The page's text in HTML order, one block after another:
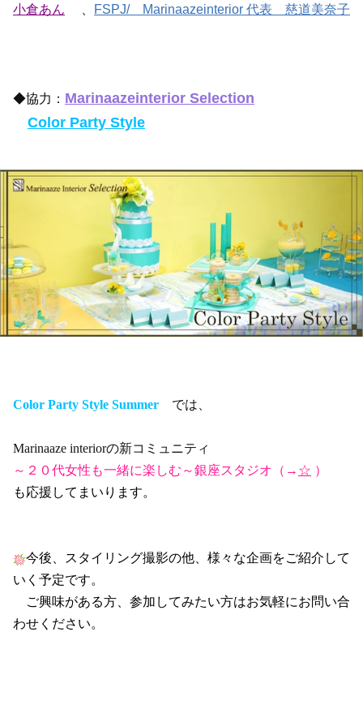
小倉あん
FSPJ/ Marinaazeinterior 代表 慈道美奈子
◆協力： Marinaazeinterior Selection
Color Party Style
Color Party Style Summer では、
Marinaaze interiorの新コミュニティ
～２０代女性も一緒に楽しむ～銀座スタジオ（→ ☆ ）
も応援してまいります。
今後、スタイリング撮影の他、様々な企画をご紹介して
いく予定です。
ご興味がある方、参加してみたい方はお気軽にお問い合
わせください。